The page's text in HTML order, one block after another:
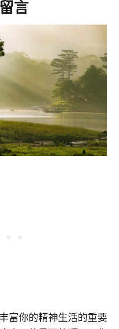
言
富你的精神生活的重要